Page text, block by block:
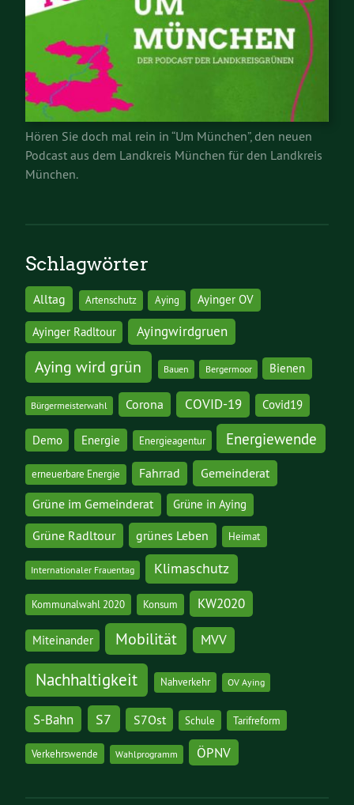
Hören Sie doch mal rein in “Um München”, den neuen
Podcast aus dem Landkreis München für den Landkreis
München.
Schlagwörter
Alltag Artenschutz Aying Ayinger OV
Ayinger Radltour Ayingwirdgruen
Aying wird grün Bauen Bergermoor Bienen
Bürgermeisterwahl Corona COVID-19 Covid19
Demo Energie Energieagentur Energiewende
erneuerbare Energie Fahrrad Gemeinderat
Grüne im Gemeinderat Grüne in Aying
Grüne Radltour grünes Leben Heimat
Internationaler Frauentag Klimaschutz
Kommunalwahl 2020 Konsum KW2020
Miteinander Mobilität MVV
Nachhaltigkeit Nahverkehr OV Aying
S-Bahn S7 S7Ost Schule Tarifreform
Verkehrswende Wahlprogramm ÖPNV